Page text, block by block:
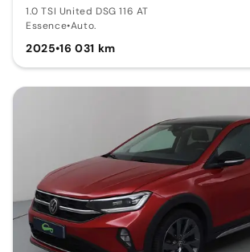
1.0 TSI United DSG 116 AT
Essence•Auto.
2025•16 031 km